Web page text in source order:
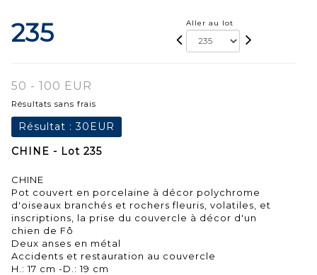
235 Aller au lot
50 - 100 EUR
Résultats sans frais
Résultat :30EUR
CHINE - Lot 235
CHINE
Pot couvert en porcelaine à décor polychrome
d'oiseaux branchés et rochers fleuris, volatiles, et
inscriptions, la prise du couvercle à décor d'un
chien de Fô
Deux anses en métal
Accidents et restauration au couvercle
H.: 17 cm -D.: 19 cm